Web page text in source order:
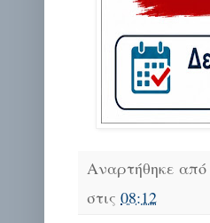
Αναρτήθηκε από
στις 08:12